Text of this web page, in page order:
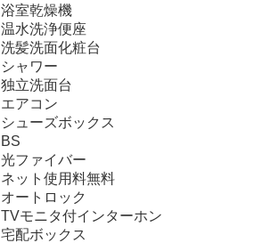
浴室乾燥機
温水洗浄便座
洗髪洗面化粧台
シャワー
独立洗面台
エアコン
シューズボックス
BS
光ファイバー
ネット使用料無料
オートロック
TVモニタ付インターホン
宅配ボックス